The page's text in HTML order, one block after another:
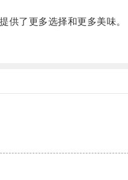
了更多选择和更多美味。